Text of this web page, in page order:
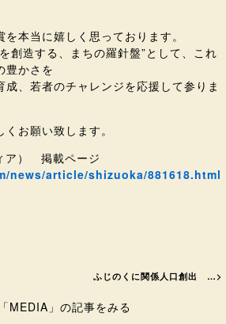
本当に嬉しく思っております。
創造する、まちの羅針盤”として、これ
豊かさを
、若者のチャレンジを応援して参りま
お願い致します。
ア） 掲載ページ
news/article/shizuoka/881618.html
ふじのくに関係人口創出 … >
MEDIA」の記事をみる